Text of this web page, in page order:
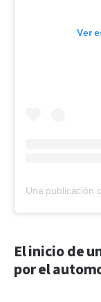
Ver
El inicio de
por el